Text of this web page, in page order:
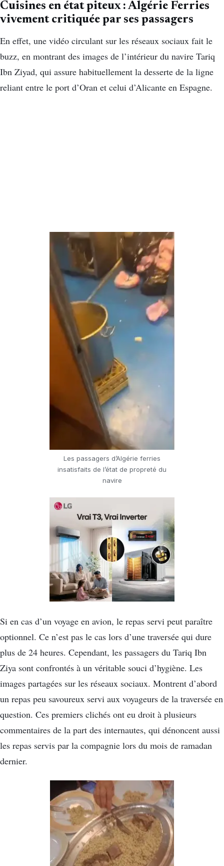
Cuisines en état piteux : Algérie Ferries
vivement critiquée par ses passagers
En effet, une vidéo circulant sur les réseaux sociaux fait le
buzz, en montrant des images de l’intérieur du navire Tariq
Ibn Ziyad, qui assure habituellement la desserte de la ligne
reliant entre le port d’Oran et celui d’Alicante en Espagne.
Les passagers d’Algérie ferries
insatisfaits de l’état de propreté du
navire
Si en cas d’un voyage en avion, le repas servi peut paraître
optionnel. Ce n’est pas le cas lors d’une traversée qui dure
plus de 24 heures. Cependant, les passagers du Tariq Ibn
Ziya sont confrontés à un véritable souci d’hygiène. Les
images partagées sur les réseaux sociaux. Montrent d’abord
un repas peu savoureux servi aux voyageurs de la traversée en
question. Ces premiers clichés ont eu droit à plusieurs
commentaires de la part des internautes, qui dénoncent aussi
les repas servis par la compagnie lors du mois de ramadan
dernier.